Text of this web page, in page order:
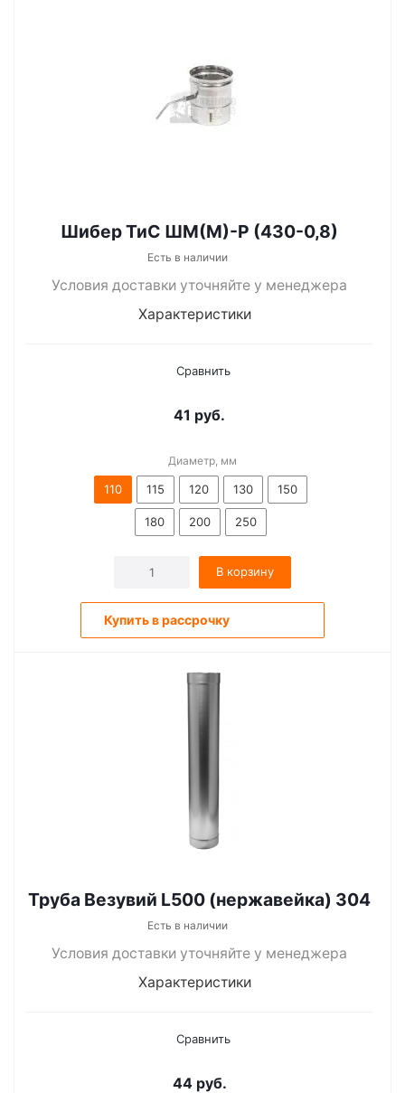
Шибер ТиС ШМ(М)-Р (430-0,8)
Есть в наличии
Условия доставки уточняйте у менеджера
Характеристики
Сравнить
41 руб.
Диаметр, мм
110 115 120 130 150
180 200 250
В корзину
Купить в рассрочку
Труба Везувий L500 (нержавейка) 304
Есть в наличии
Условия доставки уточняйте у менеджера
Характеристики
Сравнить
44руб.